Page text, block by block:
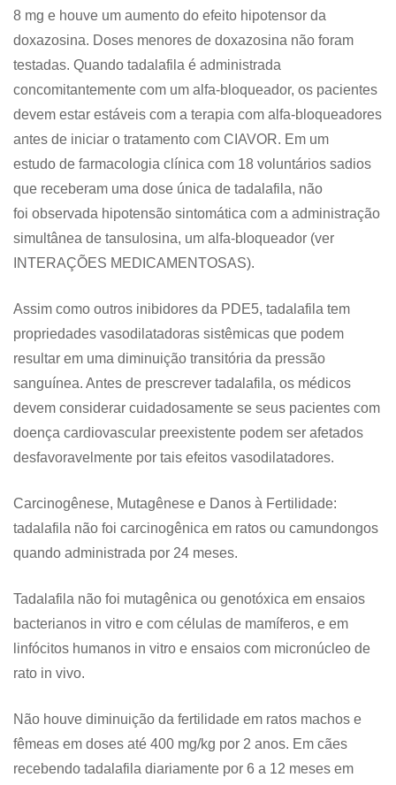
8 mg e houve um aumento do efeito hipotensor da
doxazosina. Doses menores de doxazosina não foram
testadas. Quando tadalafila é administrada
concomitantemente com um alfa-bloqueador, os pacientes
devem estar estáveis com a terapia com alfa-bloqueadores
antes de iniciar o tratamento com CIAVOR. Em um
estudo de farmacologia clínica com 18 voluntários sadios
que receberam uma dose única de tadalafila, não
foi observada hipotensão sintomática com a administração
simultânea de tansulosina, um alfa-bloqueador (ver
INTERAÇÕES MEDICAMENTOSAS).
Assim como outros inibidores da PDE5, tadalafila tem
propriedades vasodilatadoras sistêmicas que podem
resultar em uma diminuição transitória da pressão
sanguínea. Antes de prescrever tadalafila, os médicos
devem considerar cuidadosamente se seus pacientes com
doença cardiovascular preexistente podem ser afetados
desfavoravelmente por tais efeitos vasodilatadores.
Carcinogênese, Mutagênese e Danos à Fertilidade:
tadalafila não foi carcinogênica em ratos ou camundongos
quando administrada por 24 meses.
Tadalafila não foi mutagênica ou genotóxica em ensaios
bacterianos in vitro e com células de mamíferos, e em
linfócitos humanos in vitro e ensaios com micronúcleo de
rato in vivo.
Não houve diminuição da fertilidade em ratos machos e
fêmeas em doses até 400 mg/kg por 2 anos. Em cães
recebendo tadalafila diariamente por 6 a 12 meses em